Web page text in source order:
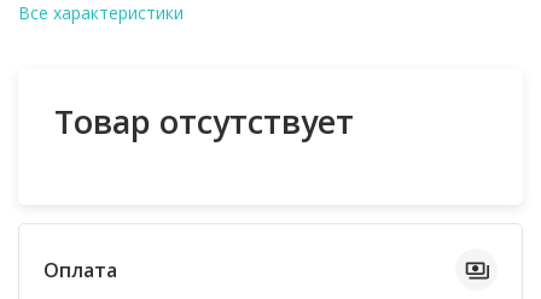
Все характеристики
Товар отсутствует
Оплата